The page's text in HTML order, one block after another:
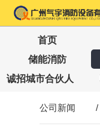
首页
储能消防
诚招城市合伙人
公司新闻 /